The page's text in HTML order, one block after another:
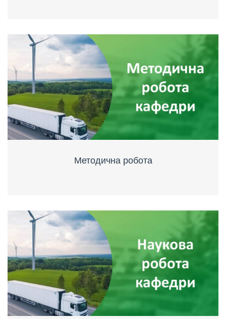
Методична робота